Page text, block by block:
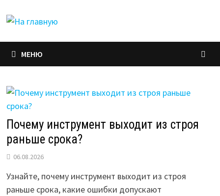
МЕНЮ
Почему инструмент выходит из строя
раньше срока?
06.08.2026
Узнайте, почему инструмент выходит из строя
раньше срока, какие ошибки допускают